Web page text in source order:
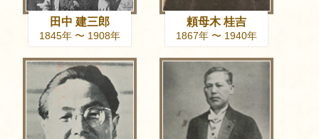
田中 建三郎
1845年 〜 1908年
頼母木 桂吉
1867年 〜 1940年